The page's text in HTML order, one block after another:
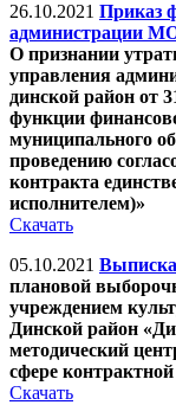
26.10.2021 Приказ
администрации
О признании
управления
динской район от
функции
муниципального
проведению
контракта
исполнителем)»
Скачать
05.10.2021 Выписка
плановой
учреждением
Динской район
методический
сфере
Скачать